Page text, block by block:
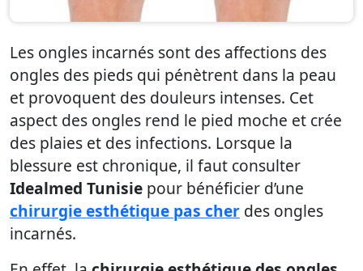
Les ongles incarnés sont des affections des
ongles des pieds qui pénètrent dans la peau
et provoquent des douleurs intenses. Cet
aspect des ongles rend le pied moche et crée
des plaies et des infections. Lorsque la
blessure est chronique, il faut consulter
Idealmed Tunisie pour bénéficier d’une
chirurgie esthétique pas cher des ongles
incarnés.